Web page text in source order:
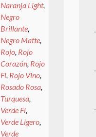
Naranja Light,
Negro
Brillante,
Negro Matte,
Rojo, Rojo
Corazón, Rojo
Fl, Rojo Vino,
Rosado Rosa,
Turquesa,
Verde Fl,
Verde Ligero,
Verde